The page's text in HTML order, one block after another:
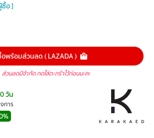
ซื้อ ]
พร้อมส่วนลด ( LAZADA )
ส่วนลดมีจำกัด กดใส่ตะกร้าไว้ก่อนนะคะ
วัน
การ